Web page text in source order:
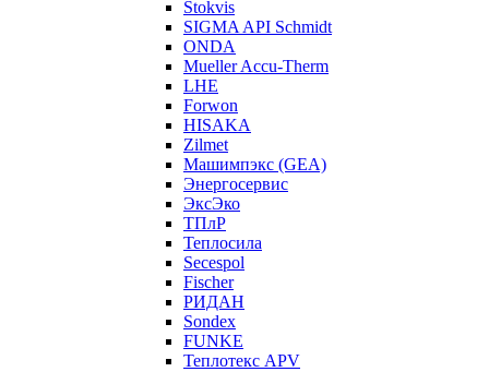
Stokvis
SIGMA API Schmidt
ONDA
Mueller Accu-Therm
LHE
Forwon
HISAKA
Zilmet
Машимпэкс (GEA)
Энергосервис
ЭксЭко
ТПлР
Теплосила
Secespol
Fischer
РИДАН
Sondex
FUNKE
Теплотекс APV